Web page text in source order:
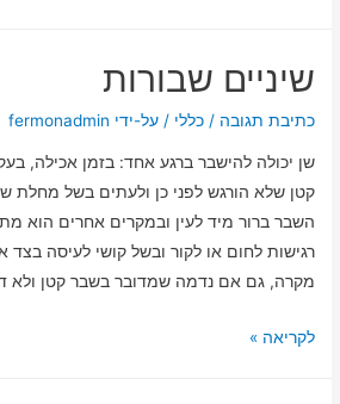
שיניים שבורות
כתיבת תגובה /כללי / על-ידי fermonadmin
שן יכולה להישבר ברגע אחד: בזמן אכילה,
קטן שלא הורגש לפני כן ולעתים בשל מחלת
השבר ברור מיד לעין ובמקרים אחרים הוא
רגישות לחום או לקור ובשל קושי לעיסה
מקרה, גם אם נדמה שמדובר בשבר קטן ולא
לקריאה »